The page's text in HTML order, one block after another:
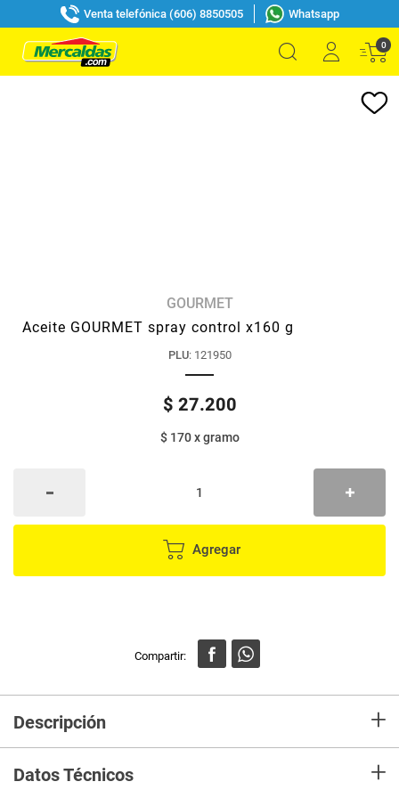
Venta telefónica (606) 8850505 Whatsapp
0
GOURMET
Aceite GOURMET spray control x160 g
PLU: 121950
$ 27.200
$ 170xgramo
Agregar
Descripción +
Datos Técnicos +